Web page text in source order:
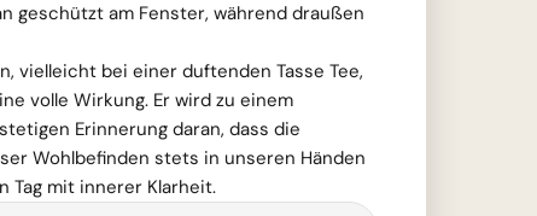
geschützt am Fenster, während draußen
vielleicht bei einer duftenden Tasse Tee,
volle Wirkung. Er wird zu einem
Erinnerung daran, dass die
Wohlbefinden stets in unseren Händen
Tag mit innerer Klarheit.